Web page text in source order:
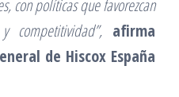
con políticas que favorezcan
competitividad”, afirma
de Hiscox España